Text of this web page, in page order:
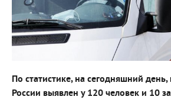
По статистике, на сегодняшний
России выявлен у 120 человек и 10